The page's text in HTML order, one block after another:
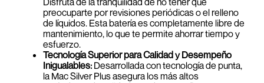
preocuparte por revisiones periódicas o el relleno
de líquidos. Esta batería es completamente libre de
mantenimiento, lo que te permite ahorrar tiempo y
esfuerzo.
Tecnología Superior para Calidad y Desempeño
Inigualables: Desarrollada con tecnología de punta,
la Mac Silver Plus asegura los más altos